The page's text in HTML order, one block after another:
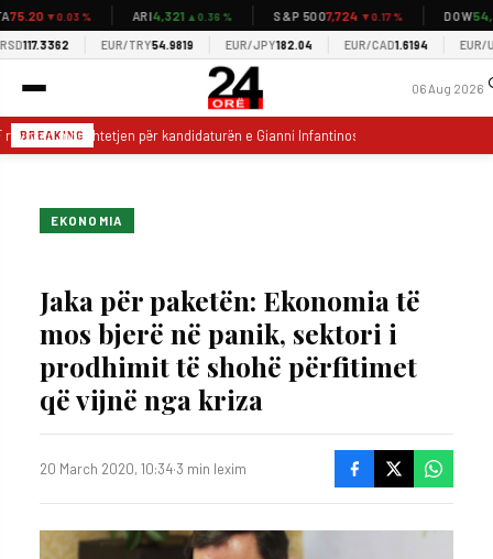
▼0.03 % ARI4,321▲0.36 % S&P 5007,724▼0.17 % DOW
117.3362 EUR/TRY54.9819 EUR/JPY182.04 EUR/CAD1.6194 EUR/USD
06 Aug 2026
BREAKING
revokon mbështetjen për kandidaturën e Gianni Infantinos për President të
EKONOMIA
Jaka për paketën: Ekonomia të
mos bjerë në panik, sektori i
prodhimit të shohë përfitimet
që vijnë nga kriza
20 March 2020, 10:34·3 min lexim